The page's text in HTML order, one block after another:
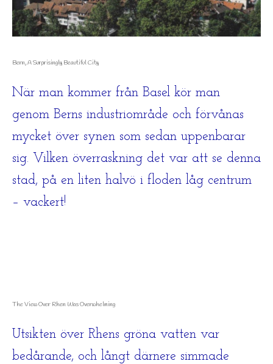
Bern, A Surprisingly Beautiful City
När man kommer från Basel kör man
genom Berns industriområde och förvånas
mycket över synen som sedan uppenbarar
sig. Vilken överraskning det var att se denna
stad, på en liten halvö i floden låg centrum
– vackert!
The View Over Rhen Was Overwhelming
Utsikten över Rhens gröna vatten var
bedårande, och långt därnere simmade